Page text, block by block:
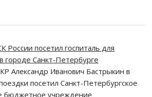
России посетил госпиталь для
городе Санкт-Петербурге
Александр Иванович Бастрыкин в
посетил Санкт-Петербургское
бюджетное учреждение